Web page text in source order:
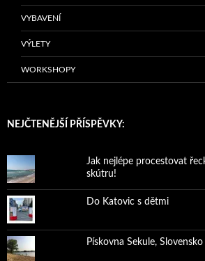
VYBAVENÍ
VÝLETY
WORKSHOPY
NEJČTENĚJŠÍ PŘÍSPĚVKY:
Jak nejlépe procestovat
skútru!
Do Katovic s dětmi
Pískovna Sekule, Slovensko